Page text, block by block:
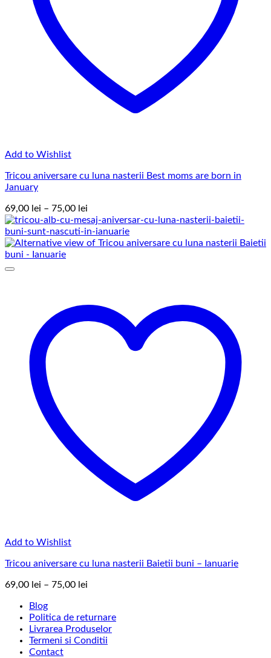
Add to Wishlist
Tricou aniversare cu luna nasterii Best moms are born in
January
69,00 lei – 75,00 lei
de
prețuri:
69,00 lei
Add to Wishlist
Tricou aniversare cu luna nasterii Baietii buni – Ianuarie
69,00 lei – 75,00 lei
69,00 lei
până
la
Blog
Politica de returnare
Livrarea Produselor
Termeni si Conditii
Contact